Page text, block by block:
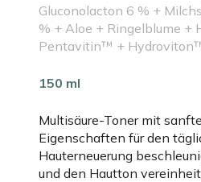
Gluconolacton 6 % +
% + Aloe + Ringelblume +
Pentavitin™ +
150 ml
Multisäure-Toner mit
Eigenschaften für den
Hauterneuerung
und den Hautton